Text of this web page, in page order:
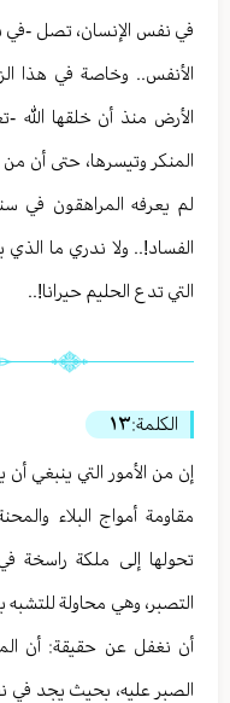
في نفس الإنسان، تصل -في
الأنفس.. وخاصة في هذا
الأرض منذ أن خلقها الله
المنكر وتيسرها، حتى أن
لم يعرفه المراهقون في
الفساد!.. ولا ندري ما الذي
التي تدع الحليم حيرانا!..
الكلمة:١٣
إن من الأمور التي ينبغي
مقاومة أمواج البلاء
تحولها إلى ملكة راسخة
التصبر، وهي محاولة
أن نغفل عن حقيقة: أن
الصبر عليه، بحيث يجد في